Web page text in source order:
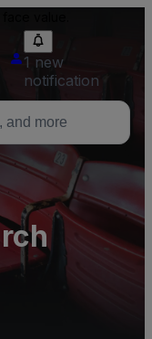
1 new
notification